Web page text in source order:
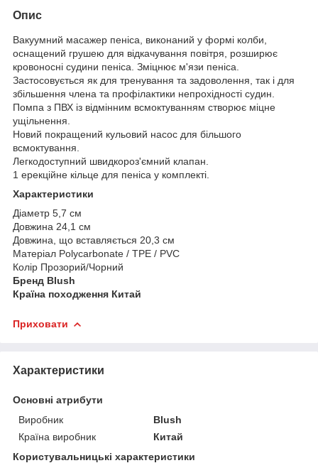
Опис
Вакуумний масажер пеніса, виконаний у формі колби,
оснащений грушею для відкачування повітря, розширює
кровоносні судини пеніса. Зміцнює м'язи пеніса.
Застосовується як для тренування та задоволення, так і для
збільшення члена та профілактики непрохідності судин.
Помпа з ПВХ із відмінним всмоктуванням створює міцне
ущільнення.
Новий покращений кульовий насос для більшого
всмоктування.
Легкодоступний швидкороз'ємний клапан.
1 ерекційне кільце для пеніса у комплекті.
Характеристики
Діаметр 5,7 см
Довжина 24,1 см
Довжина, що вставляється 20,3 см
Матеріал Polycarbonate / TPE / PVC
Колір Прозорий/Чорний
Бренд Blush
Країна походження Китай
Приховати
Характеристики
Основні атрибути
Виробник
Blush
Країна виробник
Китай
Користувальницькі характеристики